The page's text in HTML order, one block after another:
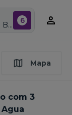
Compartilhado, 3+ Quartos, Agua Branca, Vagas de garagem: Sim, Mobiliado, Piscina 6
Mapa
com 3
Agua